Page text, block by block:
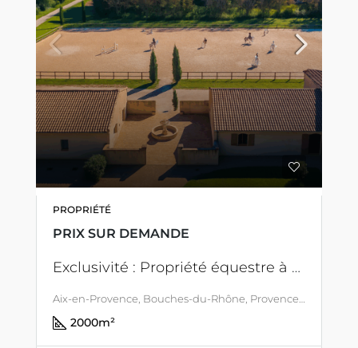
PROPRIÉTÉ
PRIX SUR DEMANDE
Exclusivité : Propriété équestre à Aix en Provence – Peut être combiné avec une bastide 18eme
Aix-en-Provence, Bouches-du-Rhône, Provence-Alpes-Côte d'Azur, France métropolitaine, France, Aix En Provence, PROVENCE
2000m²